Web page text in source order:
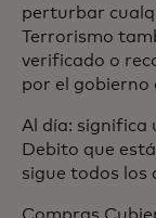
perturbar
Terrorismo
verificado o
por el gobierno
Al día: significa
Debito que
sigue todos los